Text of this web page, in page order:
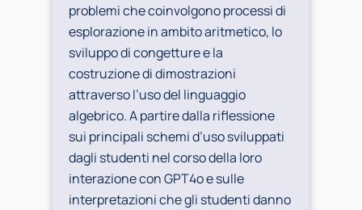
problemi che coinvolgono processi di
esplorazione in ambito aritmetico, lo
sviluppo di congetture e la
costruzione di dimostrazioni
attraverso l’uso del linguaggio
algebrico. A partire dalla riflessione
sui principali schemi d’uso sviluppati
dagli studenti nel corso della loro
interazione con GPT4o e sulle
interpretazioni che gli studenti danno